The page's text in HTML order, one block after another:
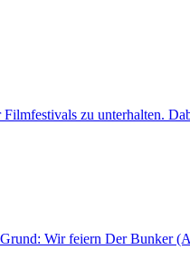
zu unterhalten.
Wir feiern Der Bunker